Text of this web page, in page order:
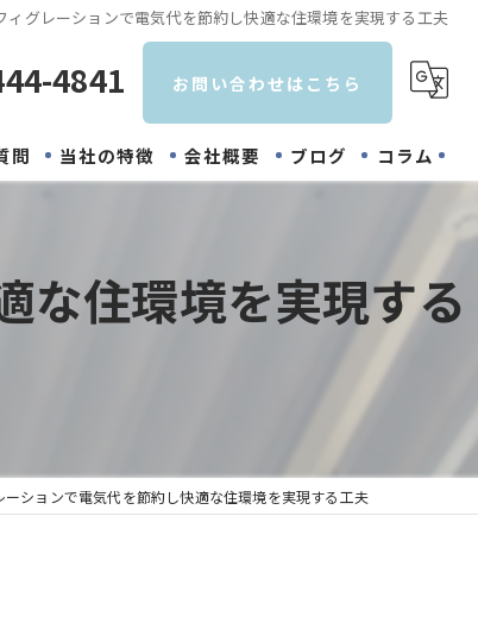
ィグレーションで電気代を節約し快適な住環境を実現する工夫
4841 お問い合わせはこちら
問 当社の特徴
メンテナンス
会社概要 ブログ コラム
な住環境を実現する
ションで電気代を節約し快適な住環境を実現する工夫